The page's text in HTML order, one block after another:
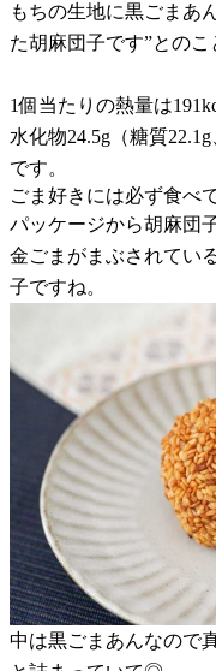
もちの生地に黒ごまあ
た胡麻団子です”とのこ
1個当たりの熱量は
水化物24.5g（糖質
です。
ごま好きには必ず食べ
パッケージから胡麻団
金ごまがまぶされてい
子ですね。
中は黒ごまあんなので